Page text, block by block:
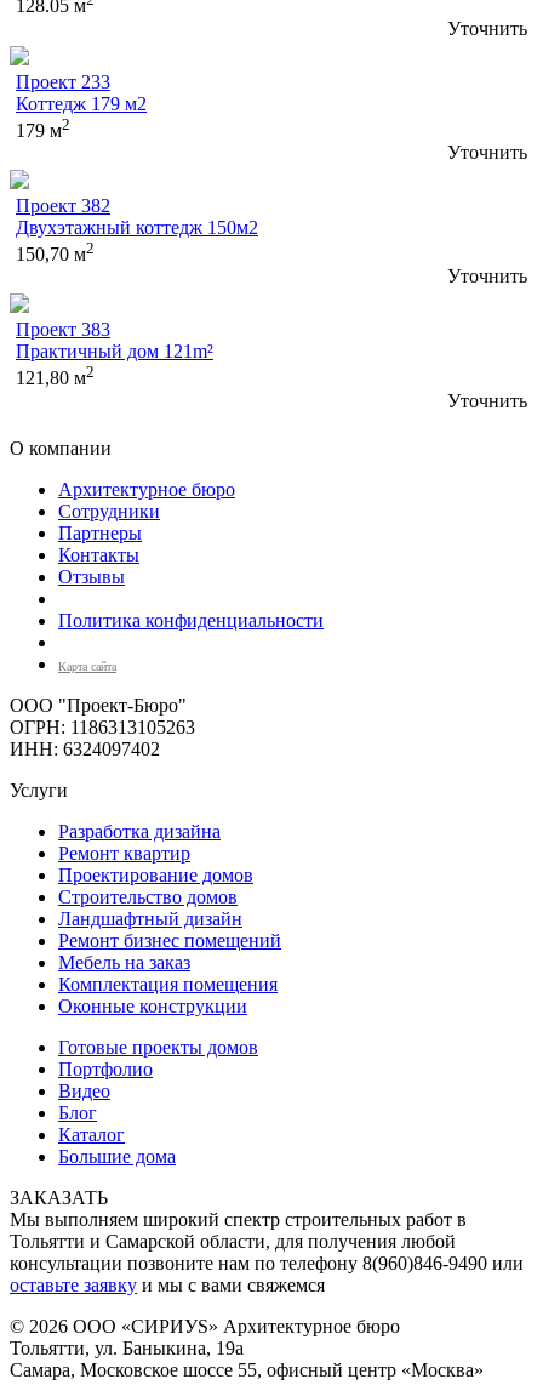
128.05 м
Уточнить
Проект 233
Коттедж 179 м2
179 м2
Уточнить
Проект 382
Двухэтажный коттедж 150м2
150,70 м2
Уточнить
Проект 383
Практичный дом 121m²
121,80 м2
Уточнить
О компании
Архитектурное бюро
Сотрудники
Партнеры
Контакты
Отзывы
Политика конфиденциальности
Карта сайта
ООО "Проект-Бюро"
ОГРН: 1186313105263
ИНН: 6324097402
Услуги
Разработка дизайна
Ремонт квартир
Проектирование домов
Строительство домов
Ландшафтный дизайн
Ремонт бизнес помещений
Мебель на заказ
Комплектация помещения
Оконные конструкции
Готовые проекты домов
Портфолио
Видео
Блог
Каталог
Большие дома
ЗАКАЗАТЬ
Мы выполняем широкий спектр строительных работ в
Тольятти и Самарской области, для получения любой
консультации позвоните нам по телефону 8(960)846-9490 или
оставьте заявку и мы с вами свяжемся
© 2026 ООО «СИРИУS» Архитектурное бюро
Тольятти, ул. Баныкина, 19а
Самара, Московское шоссе 55, офисный центр «Москва»